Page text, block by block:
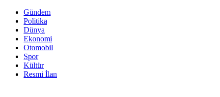
Gündem
Politika
Dünya
Ekonomi
Otomobil
Spor
Kültür
Resmi İlan